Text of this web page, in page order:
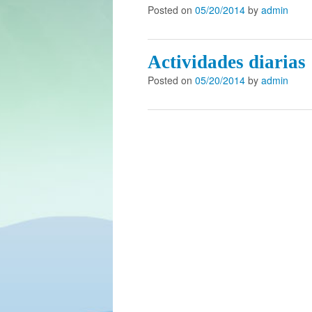
Posted on 05/20/2014 by admin
Actividades diarias
Posted on 05/20/2014 by admin